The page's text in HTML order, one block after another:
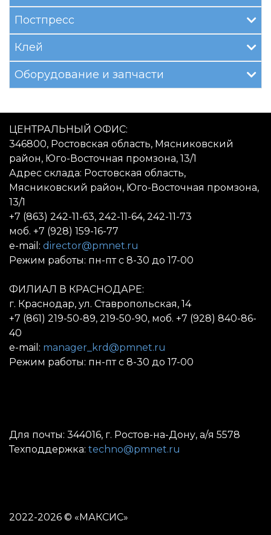
Постпресс
Клей
Оборудование и запчасти
ЦЕНТРАЛЬНЫЙ ОФИС:
346800, Ростовская область, Мясниковский
район, Юго-Восточная промзона, 13/1
Адрес склада: Ростовская область,
Мясниковский район, Юго-Восточная промзона,
13/1
+7 (863) 242-11-63, 242-11-64, 242-11-73
моб. +7 (928) 159-16-77
e-mail: director@pmnet.ru
Режим работы: пн-пт с 8-30 до 17-00
ФИЛИАЛ В КРАСНОДАРЕ:
г. Краснодар, ул. Ставропольская, 14
+7 (861) 219-50-89, 219-50-90, моб. +7 (928) 840-86-
40
e-mail: manager_krd@pmnet.ru
Режим работы: пн-пт с 8-30 до 17-00
Для почты: 344016, г. Ростов-на-Дону, а/я 5578
Техподдержка: techno@pmnet.ru
2022-2026 © «МАКСИС»